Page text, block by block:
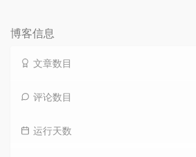
博客信息
文章数目
评论数目
运行天数